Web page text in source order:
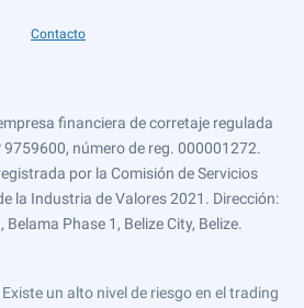
Contacto
financiera de corretaje regulada
9759600, número de reg. 000001272.
por la Comisión de Servicios
la Industria de Valores 2021. Dirección:
Phase 1, Belize City, Belize.
Existe un alto nivel de riesgo en el trading